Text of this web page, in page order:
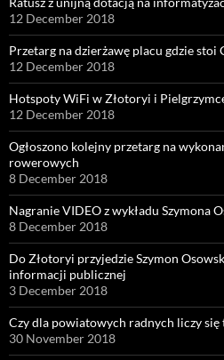
12 December 2018
Przetarg na dzierżawę placu gdzie stoi
12 December 2018
Hotspoty WiFi w Złotoryi i
12 December 2018
Ogłoszono kolejny przetarg na
rowerowych
8 December 2018
Nagranie VIDEO z wykładu Szymona
8 December 2018
Do Złotoryi przyjedzie Szymon
informacji publicznej
3 December 2018
Czy dla powiatowych radnych liczy się
30 November 2018